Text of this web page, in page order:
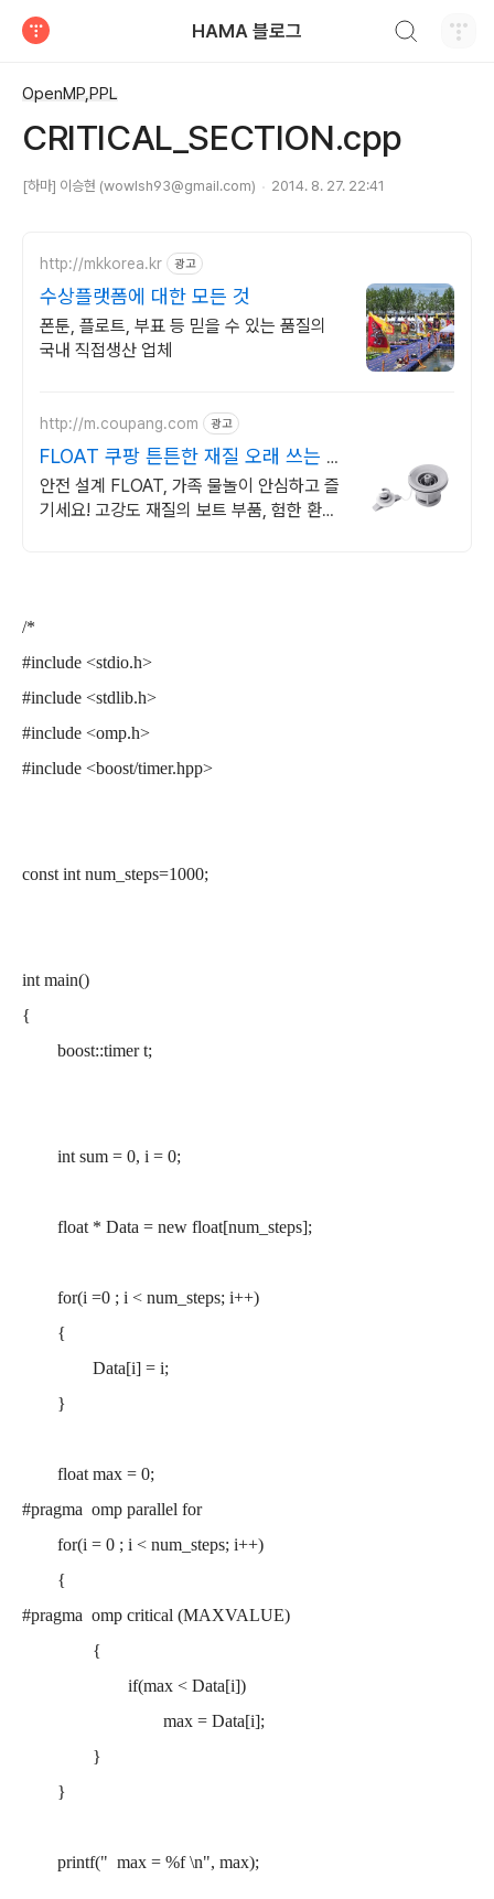
HAMA 블로그
OpenMP,PPL
CRITICAL_SECTION.cpp
[하마] 이승현 (wowlsh93@gmail.com) 2014. 8. 27. 22:41
http://mkkorea.kr 광고
수상플랫폼에 대한 모든 것
폰툰, 플로트, 부표 등 믿을 수 있는 품질의
국내 직접생산 업체
http://m.coupang.com 광고
FLOAT 쿠팡 튼튼한 재질 오래 쓰는 보
트
안전 설계 FLOAT, 가족 물놀이 안심하고 즐
기세요! 고강도 재질의 보트 부품, 험한 환경
/*
#include <stdio.h>
#include <stdlib.h>
#include <omp.h>
#include <boost/timer.hpp>
const int num_steps=1000;
int main()
{
boost::timer t;
int sum = 0, i = 0;
float * Data = new float[num_steps];
for(i =0 ; i < num_steps; i++)
{
Data[i] = i;
}
float max = 0;
#pragma omp parallel for
for(i = 0 ; i < num_steps; i++)
{
#pragma omp critical (MAXVALUE)
{
if(max < Data[i])
max = Data[i];
}
}
printf(" max = %f \n", max);